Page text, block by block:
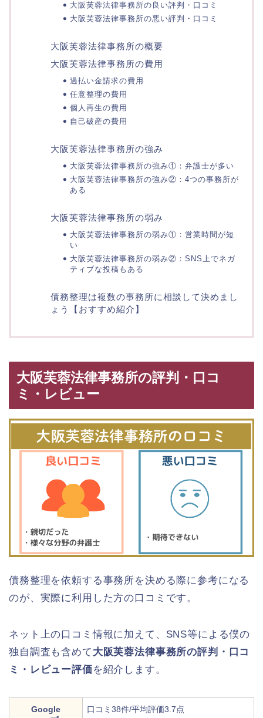
大阪芙蓉法律事務所の良い評判・口コミ
大阪芙蓉法律事務所の悪い評判・口コミ
大阪芙蓉法律事務所の概要
大阪芙蓉法律事務所の費用
過払い金請求の費用
任意整理の費用
個人再生の費用
自己破産の費用
大阪芙蓉法律事務所の強み
大阪芙蓉法律事務所の強み①：弁護士が多い
大阪芙蓉法律事務所の強み②：4つの事務所が
ある
大阪芙蓉法律事務所の弱み
大阪芙蓉法律事務所の弱み①：営業時間が短
い
大阪芙蓉法律事務所の弱み②：SNS上でネガ
ティブな投稿もある
債務整理は複数の事務所に相談して決めまし
ょう【おすすめ紹介】
大阪芙蓉法律事務所の評判・口コ
ミ・レビュー
債務整理を依頼する事務所を決める際に参考になる
のが、実際に利用した方の口コミです。
ネット上の口コミ情報に加えて、SNS等による僕の
独自調査も含めて 大阪芙蓉法律事務所の評判・口コ
ミ・レビュー評価を紹介します。
Google
口コミ38件/平均評価3.7点